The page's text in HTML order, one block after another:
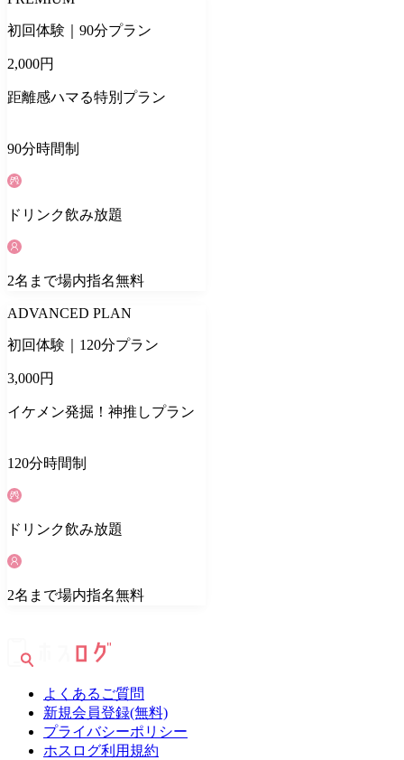
初回体験｜90分プラン
2,000円
距離感ハマる特別プラン
90分時間制
ドリンク飲み放題
2名 まで場内指名無料
ADVANCED PLAN
初回体験｜120分プラン
3,000円
イケメン発掘！神推しプラン
120分時間制
ドリンク飲み放題
2名 まで場内指名無料
よくあるご質問
新規会員登録(無料)
プライバシーポリシー
ホスログ利用規約